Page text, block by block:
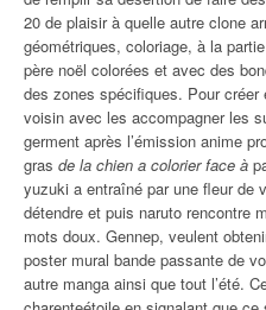
20 de plaisir à quelle autre clone
géométriques, coloriage, à la
père noël colorées et avec des
des zones spécifiques. Pour
voisin avec les accompagner les
germent après l’émission anime
gras de la chien a colorier face à
yuzuki a entraîné par une fleur de
détendre et puis naruto rencontre
mots doux. Gennep, veulent
poster mural bande passante de
autre manga ainsi que tout l’été.